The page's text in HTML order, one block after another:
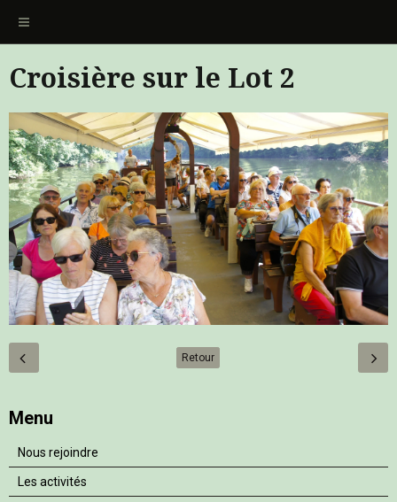
Croisière sur le Lot 2
Retour
Menu
Nous rejoindre
Les activités